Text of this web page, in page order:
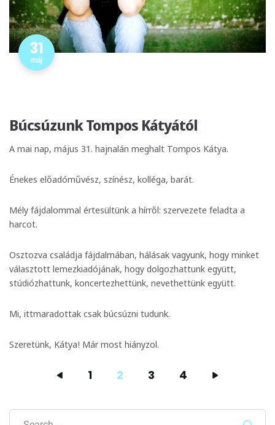
31
máj
Búcsúzunk Tompos Kátyától
A mai nap, május 31. hajnalán meghalt Tompos Kátya.
Énekes előadóművész, színész, kolléga, barát.
Mély fájdalommal értesültünk a hírről: szervezete feladta a
harcot.
Osztozva családja fájdalmában, hálásak vagyunk, hogy minket
választott lemezkiadójának, hogy dolgozhattunk együtt,
stúdiózhattunk, koncertezhettünk, nevethettünk együtt.
Mi, ittmaradottak csak búcsúzni tudunk.
Szeretünk, Kátya! Már most hiányzol.
1 2 3 4